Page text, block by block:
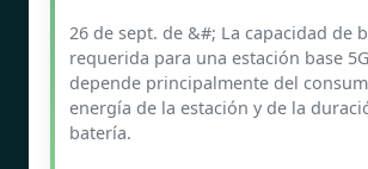
26 de sept. de &#; La capacidad de
requerida para una estación base
depende principalmente del
energía de la estación y de la
batería.